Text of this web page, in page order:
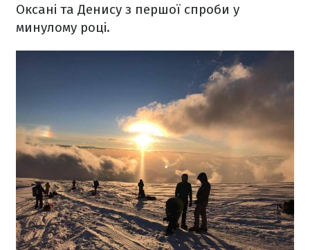
Оксані та Денису з першої спроби у
минулому році.